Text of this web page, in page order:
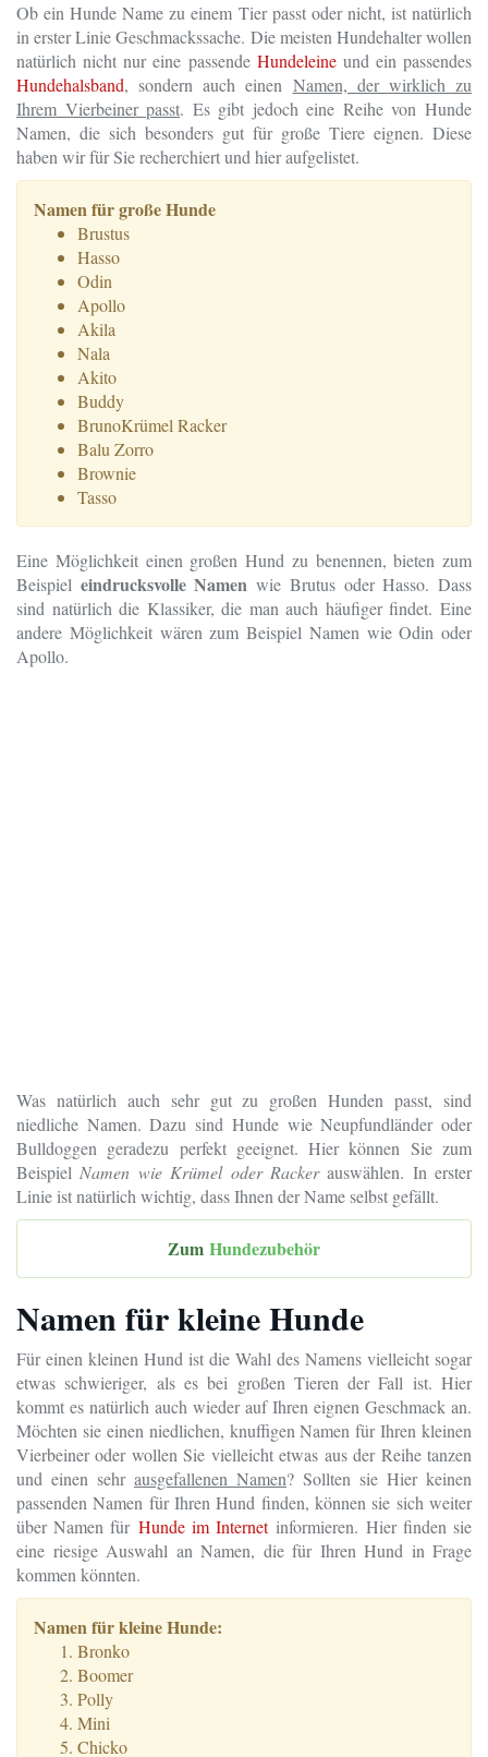
Ob ein Hunde Name zu einem Tier passt oder nicht, ist natürlich
in erster Linie Geschmackssache. Die meisten Hundehalter wollen
natürlich nicht nur eine passende Hundeleineund ein passendes
Hundehalsband, sondern auch einen Namen, der wirklich zu
Ihrem Vierbeiner passt. Es gibt jedoch eine Reihe von Hunde
Namen, die sich besonders gut für große Tiere eignen. Diese
haben wir für Sie recherchiert und hier aufgelistet.
Namen für große Hunde
Brustus
Hasso
Odin
Apollo
Akila
Nala
Akito
Buddy
BrunoKrümel Racker
Balu Zorro
Brownie
Tasso
Eine Möglichkeit einen großen Hund zu benennen, bieten zum
Beispiel eindrucksvolle Namen wie Brutus oder Hasso. Dass
sind natürlich die Klassiker, die man auch häufiger findet. Eine
andere Möglichkeit wären zum Beispiel Namen wie Odin oder
Apollo.
Was natürlich auch sehr gut zu großen Hunden passt, sind
niedliche Namen. Dazu sind Hunde wie Neupfundländer oder
Bulldoggen geradezu perfekt geeignet. Hier können Sie zum
Beispiel Namen wie Krümel oder Rackerauswählen. In erster
Linie ist natürlich wichtig, dass Ihnen der Name selbst gefällt.
Zum Hundezubehör
Namen für kleine Hunde
Für einen kleinen Hund ist die Wahl des Namens vielleicht sogar
etwas schwieriger, als es bei großen Tieren der Fall ist. Hier
kommt es natürlich auch wieder auf Ihren eignen Geschmack an.
Möchten sie einen niedlichen, knuffigen Namen für Ihren kleinen
Vierbeiner oder wollen Sie vielleicht etwas aus der Reihe tanzen
und einen sehr ausgefallenen Namen? Sollten sie Hier keinen
passenden Namen für Ihren Hund finden, können sie sich weiter
über Namen für Hunde im Internetinformieren. Hier finden sie
eine riesige Auswahl an Namen, die für Ihren Hund in Frage
kommen könnten.
Namen für kleine Hunde:
Bronko
Boomer
Polly
Mini
Chicko